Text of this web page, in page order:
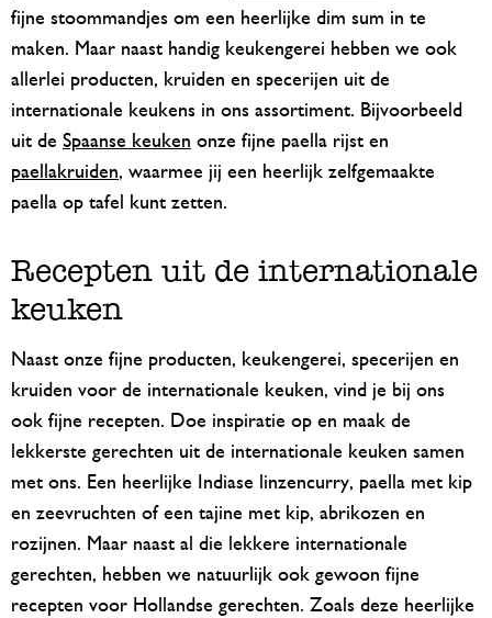
fijne stoommandjes om een heerlijke dim sum in te
maken. Maar naast handig keukengerei hebben we ook
allerlei producten, kruiden en specerijen uit de
internationale keukens in ons assortiment. Bijvoorbeeld
uit de Spaanse keuken onze fijne paella rijst en
paellakruiden, waarmee jij een heerlijk zelfgemaakte
paella op tafel kunt zetten.
Recepten uit de internationale
keuken
Naast onze fijne producten, keukengerei, specerijen en
kruiden voor de internationale keuken, vind je bij ons
ook fijne recepten. Doe inspiratie op en maak de
lekkerste gerechten uit de internationale keuken samen
met ons. Een heerlijke Indiase linzencurry, paella met kip
en zeevruchten of een tajine met kip, abrikozen en
rozijnen. Maar naast al die lekkere internationale
gerechten, hebben we natuurlijk ook gewoon fijne
recepten voor Hollandse gerechten. Zoals deze heerlijke